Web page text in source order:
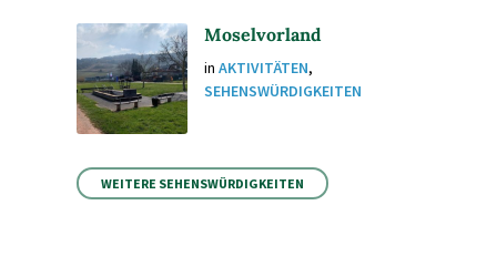
Moselvorland
inAKTIVITÄTEN,
SEHENSWÜRDIGKEITEN
WEITERE SEHENSWÜRDIGKEITEN